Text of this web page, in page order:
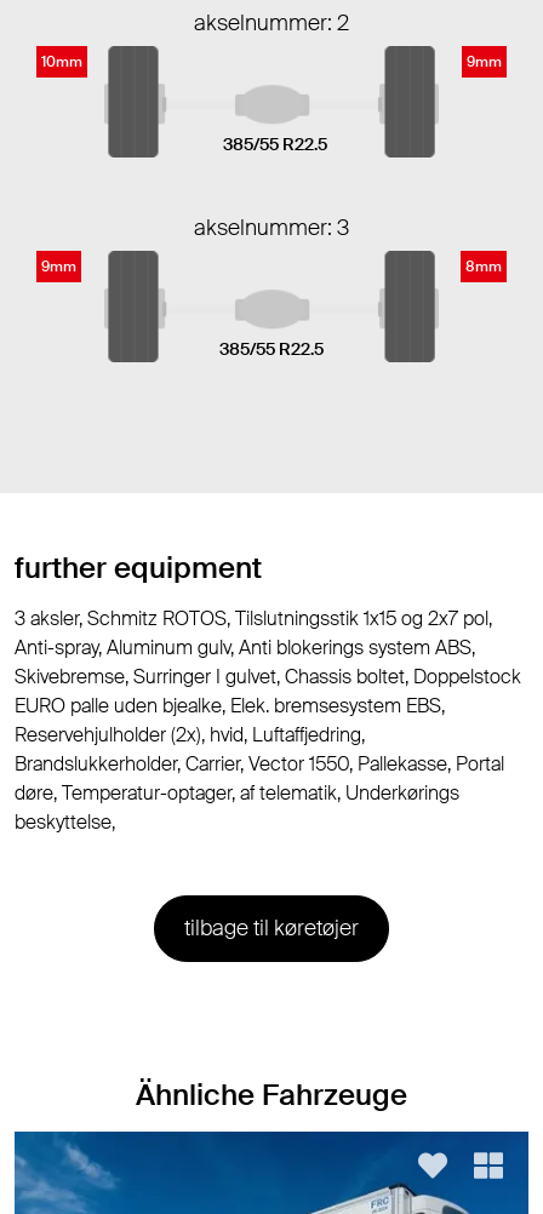
akselnummer: 2
10mm
385/55 R22.5
9mm
akselnummer: 3
9mm
385/55 R22.5
8mm
further equipment
3 aksler, Schmitz ROTOS, Tilslutningsstik 1x15 og 2x7 pol,
Anti-spray, Aluminum gulv, Anti blokerings system ABS,
Skivebremse, Surringer I gulvet, Chassis boltet, Doppelstock
EURO palle uden bjealke, Elek. bremsesystem EBS,
Reservehjulholder (2x), hvid, Luftaffjedring,
Brandslukkerholder, Carrier, Vector 1550, Pallekasse, Portal
døre, Temperatur-optager, af telematik, Underkørings
beskyttelse,
tilbage til køretøjer
Ähnliche Fahrzeuge